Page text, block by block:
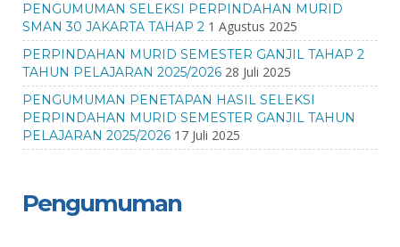
PENGUMUMAN SELEKSI PERPINDAHAN MURID
SMAN 30 JAKARTA TAHAP 2 1 Agustus 2025
PERPINDAHAN MURID SEMESTER GANJIL TAHAP 2
TAHUN PELAJARAN 2025/2026 28 Juli 2025
PENGUMUMAN PENETAPAN HASIL SELEKSI
PERPINDAHAN MURID SEMESTER GANJIL TAHUN
PELAJARAN 2025/2026 17 Juli 2025
Pengumuman